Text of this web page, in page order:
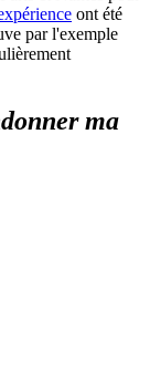
ont été
par l'exemple
ma